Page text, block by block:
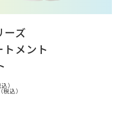
ーズ
メント
）
込）